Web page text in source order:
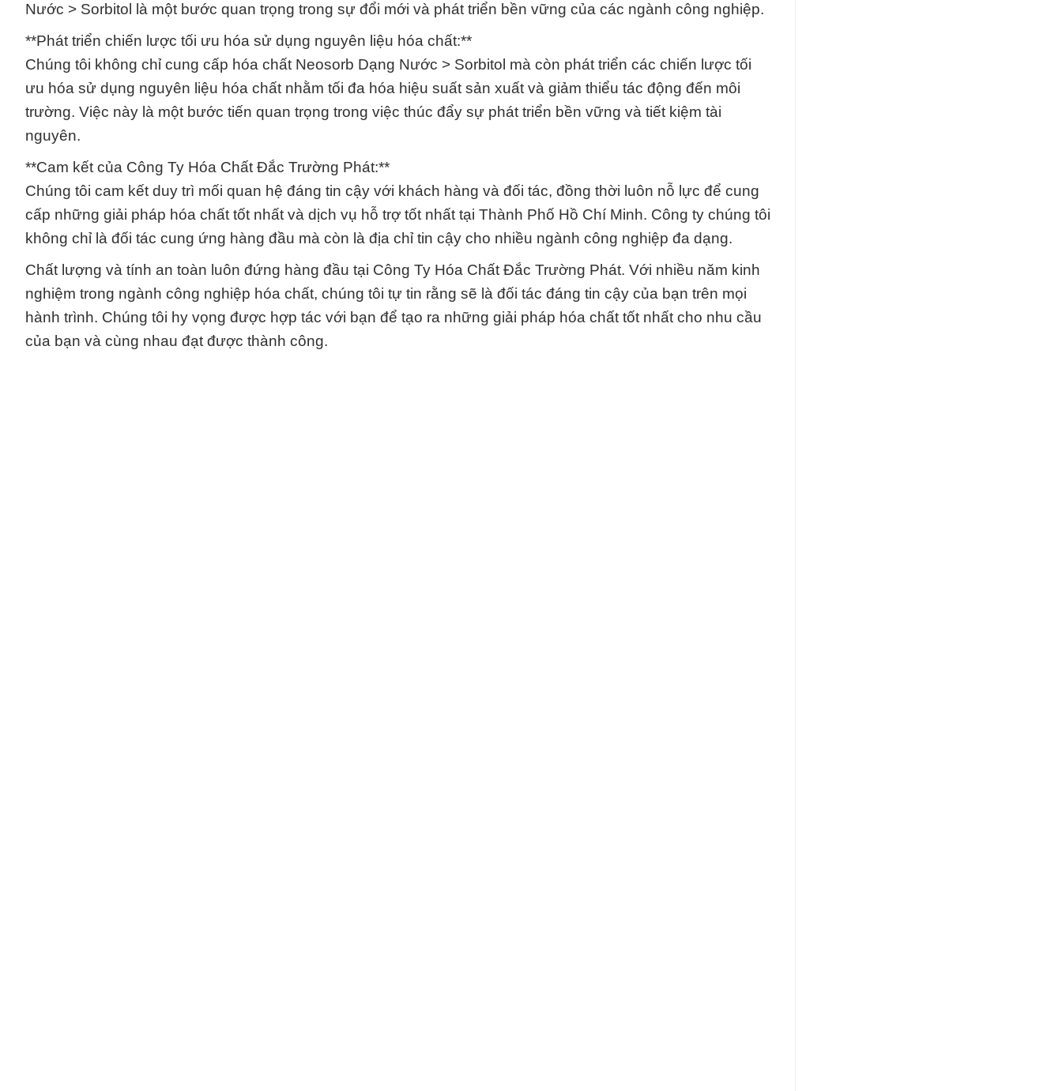
Nước > Sorbitol là một bước quan trọng trong sự đổi mới và phát triển bền vững của các ngành công nghiệp.
**Phát triển chiến lược tối ưu hóa sử dụng nguyên liệu hóa chất:**
Chúng tôi không chỉ cung cấp hóa chất Neosorb Dạng Nước > Sorbitol mà còn phát triển các chiến lược tối
ưu hóa sử dụng nguyên liệu hóa chất nhằm tối đa hóa hiệu suất sản xuất và giảm thiểu tác động đến môi
trường. Việc này là một bước tiến quan trọng trong việc thúc đẩy sự phát triển bền vững và tiết kiệm tài
nguyên.
**Cam kết của Công Ty Hóa Chất Đắc Trường Phát:**
Chúng tôi cam kết duy trì mối quan hệ đáng tin cậy với khách hàng và đối tác, đồng thời luôn nỗ lực để cung
cấp những giải pháp hóa chất tốt nhất và dịch vụ hỗ trợ tốt nhất tại Thành Phố Hồ Chí Minh. Công ty chúng tôi
không chỉ là đối tác cung ứng hàng đầu mà còn là địa chỉ tin cậy cho nhiều ngành công nghiệp đa dạng.
Chất lượng và tính an toàn luôn đứng hàng đầu tại Công Ty Hóa Chất Đắc Trường Phát. Với nhiều năm kinh
nghiệm trong ngành công nghiệp hóa chất, chúng tôi tự tin rằng sẽ là đối tác đáng tin cậy của bạn trên mọi
hành trình. Chúng tôi hy vọng được hợp tác với bạn để tạo ra những giải pháp hóa chất tốt nhất cho nhu cầu
của bạn và cùng nhau đạt được thành công.